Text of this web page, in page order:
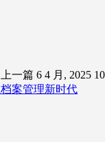
上一篇 6 4 月, 2025
案管理新时代